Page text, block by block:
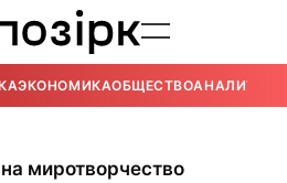
ЭКОНОМИКАОБЩЕСТВОАНАЛИТИКА
миротворчество